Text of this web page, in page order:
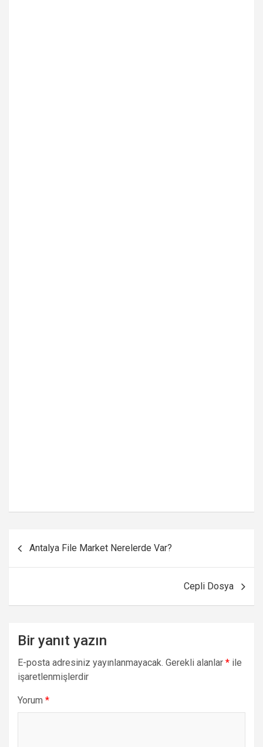
gezinmesi
Antalya File Market Nerelerde Var?
Cepli Dosya
Bir yanıt yazın
E-posta adresiniz yayınlanmayacak. Gerekli alanlar * ile
işaretlenmişlerdir
Yorum *